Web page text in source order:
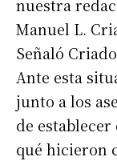
nuestra
Manuel L.
Señaló
Ante esta
junto a los
de
qué hicieron